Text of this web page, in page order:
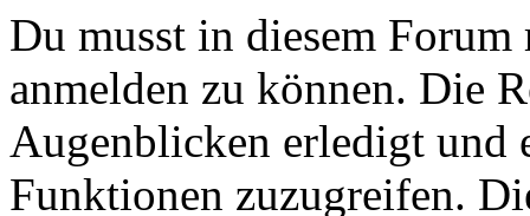
Du musst in diesem
anmelden zu können. Die
Augenblicken erledigt und
Funktionen zuzugreifen.